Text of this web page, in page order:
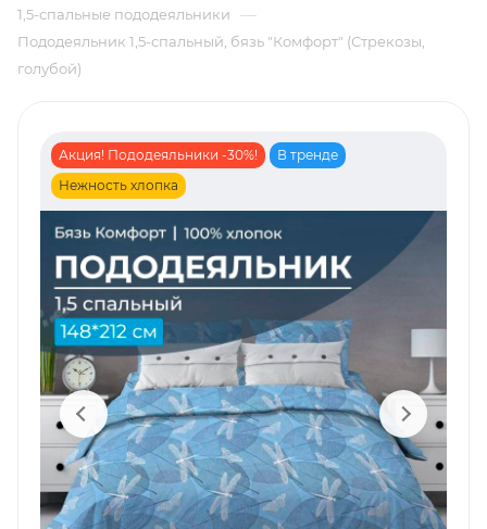
1,5-спальные пододеяльники —
Пододеяльник 1,5-спальный, бязь "Комфорт" (Стрекозы,
голубой)
Акция! Пододеяльники -30%!
В тренде
Нежность хлопка